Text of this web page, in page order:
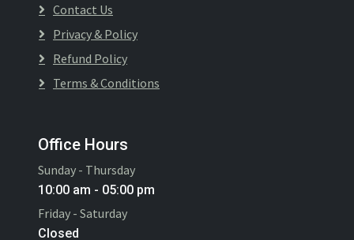
Contact Us
Privacy & Policy
Refund Policy
Terms & Conditions
Office Hours
Sunday - Thursday
10:00 am - 05:00 pm
Friday - Saturday
Closed